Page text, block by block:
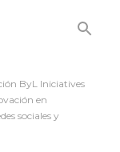
ByL Iniciatives
en
sociales y